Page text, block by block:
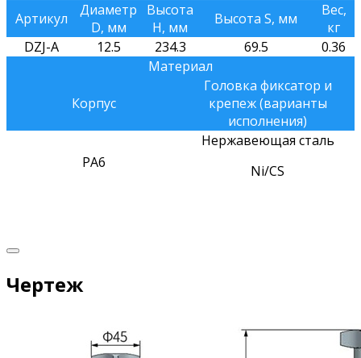
Артикул
Диаметр
D, мм
Высота
H, мм
Высота S, мм
Вес,
кг
DZJ-A
12.5 234.3 69.5
0.36
Материал
Корпус
Головка фиксатор и
крепеж (варианты
исполнения)
РА6
Нержавеющая сталь
Ni/CS
Чертеж